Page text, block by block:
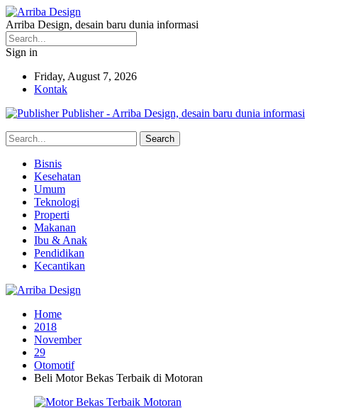
Arriba Design, desain baru dunia informasi
Sign in
Friday, August 7, 2026
Kontak
Publisher - Arriba Design, desain baru dunia informasi
Bisnis
Kesehatan
Umum
Teknologi
Properti
Makanan
Ibu & Anak
Pendidikan
Kecantikan
Home
2018
November
29
Otomotif
Beli Motor Bekas Terbaik di Motoran